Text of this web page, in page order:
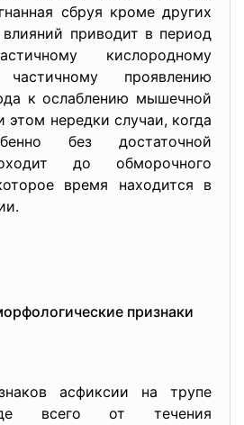
сбруя кроме других
влияний приводит в период
кислородному
проявлению
к ослаблению мышечной
этом нередки случаи, когда
без достаточной
до обморочного
время находится в
признаки
асфиксии на трупе
всего от течения